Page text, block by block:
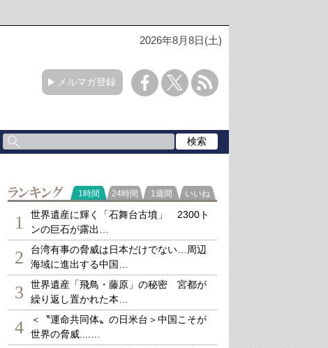
2026年8月8日(土)
メルマガ登録
ランキング
1時間 24時間 1週間 いいね
1
世界遺産に輝く「石舞台古墳」 2300ト
ンの巨石が露出…
2
台湾有事の脅威は日本だけでない…周辺
海域に進出する中国…
3
世界遺産「飛鳥・藤原」の秘密 宮都が
繰り返し置かれた本…
4
＜〝運命共同体〟の日米台＞中国こそが
世界の脅威....…